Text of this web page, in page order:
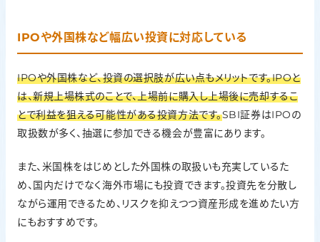
IPOや外国株など幅広い投資に対応している
IPOや外国株など、投資の選択肢が広い点もメリットです。IPOと
は、新規上場株式のことで、上場前に購入し上場後に売却するこ
とで利益を狙える可能性がある投資方法です。SBI証券はIPOの
取扱数が多く、抽選に参加できる機会が豊富にあります。
また、米国株をはじめとした外国株の取扱いも充実しているた
め、国内だけでなく海外市場にも投資できます。投資先を分散し
ながら運用できるため、リスクを抑えつつ資産形成を進めたい方
にもおすすめです。